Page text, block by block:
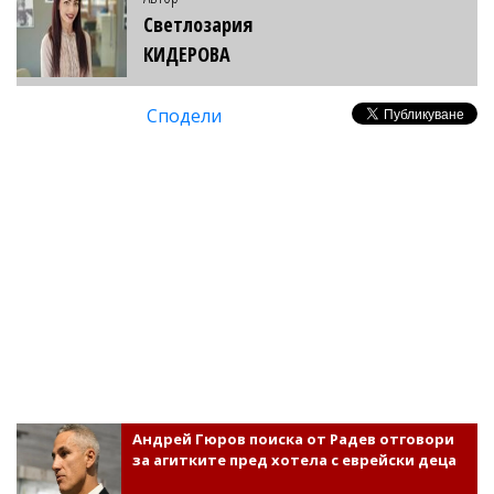
Светлозария
КИДЕРОВА
Сподели
Андрей Гюров поиска от Радев отговори
за агитките пред хотела с еврейски деца